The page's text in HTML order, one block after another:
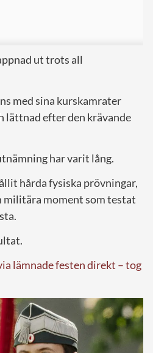
ut trots all
med sina kurskamrater
lättnad efter den krävande
har varit lång.
hårda fysiska prövningar,
militära moment som testat
lämnade festen direkt – tog